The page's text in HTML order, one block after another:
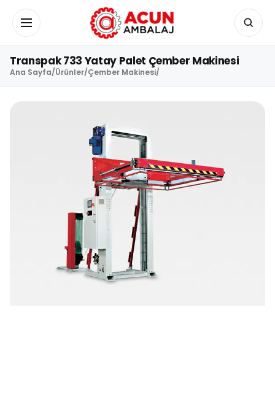
Menüyü aç/kapat
Transpak 733 Yatay Palet Çember Makinesi
Ana Sayfa/Ürünler/Çember Makinesi/